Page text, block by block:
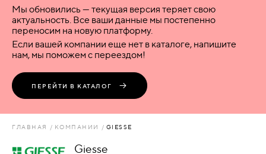
ВОРОТА
ПЕРЕГОРОДКИ
АКСЕССУАРЫ
Мы обновились — текущая версия теряет свою
актуальность. Все ваши данные мы постепенно
переносим на новую платформу.
Если вашей компании еще нет в каталоге, напишите
нам, мы поможем с переездом!
ПЕРЕЙТИ В КАТАЛОГ
ГЛАВНАЯ КОМПАНИИ GIESSE
Giesse